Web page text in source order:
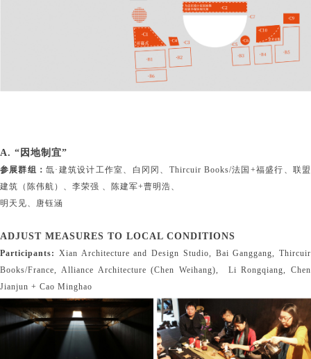
A. “因地制宜”
参展群组：氙·建筑设计工作室、白冈冈、Thircuir Books/法国+福盛行、联盟
建筑（陈伟航）、李荣强 、陈建军+曹明浩、
明天见、唐钰涵
ADJUST MEASURES TO LOCAL CONDITIONS
Participants: Xian Architecture and Design Studio, Bai Ganggang, Thircuir
Books/France, Alliance Architecture (Chen Weihang), Li Rongqiang, Chen
Jianjun + Cao Minghao